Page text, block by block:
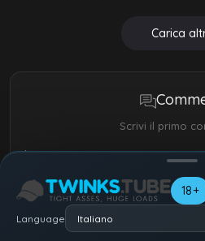
18+
Language
Carica
Scrivi il primo
Il tuo nome